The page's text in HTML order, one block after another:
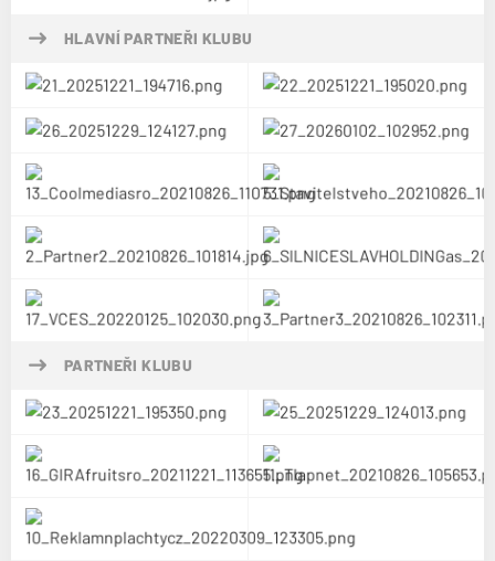
HLAVNÍ PARTNEŘI KLUBU
PARTNEŘI KLUBU